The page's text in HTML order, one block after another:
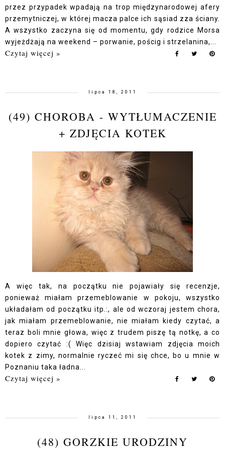
przez przypadek wpadają na trop międzynarodowej afery
przemytniczej, w której macza palce ich sąsiad zza ściany.
A wszystko zaczyna się od momentu, gdy rodzice Morsa
wyjeżdżają na weekend – porwanie, pościg i strzelanina,...
Czytaj więcej »
lipca 18, 2011
(49) CHOROBA - WYTŁUMACZENIE
+ ZDJĘCIA KOTEK
A więc tak, na początku nie pojawiały się recenzje,
ponieważ miałam przemeblowanie w pokoju, wszystko
układałam od początku itp.:, ale od wczoraj jestem chora,
jak miałam przemeblowanie, nie miałam kiedy czytać, a
teraz boli mnie głowa, więc z trudem piszę tą notkę, a co
dopiero czytać :( Więc dzisiaj wstawiam zdjęcia moich
kotek z zimy, normalnie ryczeć mi się chce, bo u mnie w
Poznaniu taka ładna...
Czytaj więcej »
lipca 11, 2011
(48) GORZKIE URODZINY